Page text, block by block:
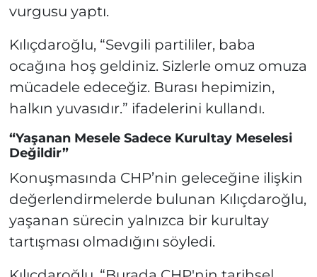
vurgusu yaptı.
Kılıçdaroğlu, “Sevgili partililer, baba
ocağına hoş geldiniz. Sizlerle omuz omuza
mücadele edeceğiz. Burası hepimizin,
halkın yuvasıdır.” ifadelerini kullandı.
“Yaşanan Mesele Sadece Kurultay Meselesi
Değildir”
Konuşmasında CHP’nin geleceğine ilişkin
değerlendirmelerde bulunan Kılıçdaroğlu,
yaşanan sürecin yalnızca bir kurultay
tartışması olmadığını söyledi.